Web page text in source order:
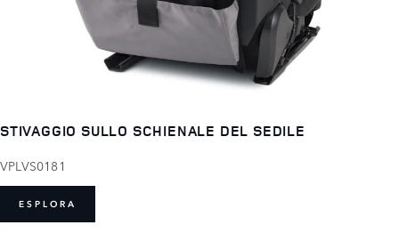
STIVAGGIO SULLO SCHIENALE DEL SEDILE
VPLVS0181
ESPLORA